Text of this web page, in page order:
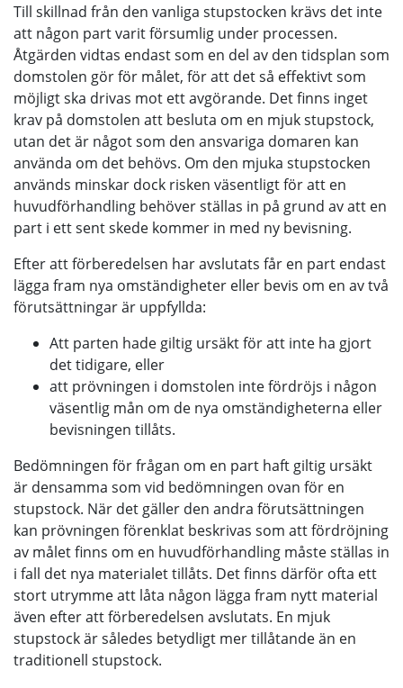
Till skillnad från den vanliga stupstocken krävs det inte
att någon part varit försumlig under processen.
Åtgärden vidtas endast som en del av den tidsplan som
domstolen gör för målet, för att det så effektivt som
möjligt ska drivas mot ett avgörande. Det finns inget
krav på domstolen att besluta om en mjuk stupstock,
utan det är något som den ansvariga domaren kan
använda om det behövs. Om den mjuka stupstocken
används minskar dock risken väsentligt för att en
huvudförhandling behöver ställas in på grund av att en
part i ett sent skede kommer in med ny bevisning.
Efter att förberedelsen har avslutats får en part endast
lägga fram nya omständigheter eller bevis om en av två
förutsättningar är uppfyllda:
Att parten hade giltig ursäkt för att inte ha gjort
det tidigare, eller
att prövningen i domstolen inte fördröjs i någon
väsentlig mån om de nya omständigheterna eller
bevisningen tillåts.
Bedömningen för frågan om en part haft giltig ursäkt
är densamma som vid bedömningen ovan för en
stupstock. När det gäller den andra förutsättningen
kan prövningen förenklat beskrivas som att fördröjning
av målet finns om en huvudförhandling måste ställas in
i fall det nya materialet tillåts. Det finns därför ofta ett
stort utrymme att låta någon lägga fram nytt material
även efter att förberedelsen avslutats. En mjuk
stupstock är således betydligt mer tillåtande än en
traditionell stupstock.